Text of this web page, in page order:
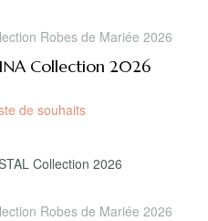
Robes de Mariée 2026
Collection 2026
de souhaits
Robes de Mariée 2026